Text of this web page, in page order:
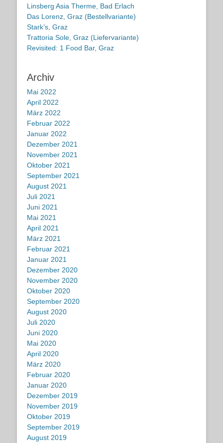
Linsberg Asia Therme, Bad Erlach
Das Lorenz, Graz (Bestellvariante)
Stark’s, Graz
Trattoria Sole, Graz (Liefervariante)
Revisited: 1 Food Bar, Graz
Archiv
Mai 2022
April 2022
März 2022
Februar 2022
Januar 2022
Dezember 2021
November 2021
Oktober 2021
September 2021
August 2021
Juli 2021
Juni 2021
Mai 2021
April 2021
März 2021
Februar 2021
Januar 2021
Dezember 2020
November 2020
Oktober 2020
September 2020
August 2020
Juli 2020
Juni 2020
Mai 2020
April 2020
März 2020
Februar 2020
Januar 2020
Dezember 2019
November 2019
Oktober 2019
September 2019
August 2019